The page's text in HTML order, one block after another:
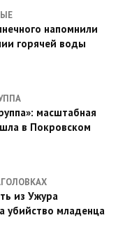
напомнили
горячей воды
масштабная
в Покровском
из Ужура
убийство младенца